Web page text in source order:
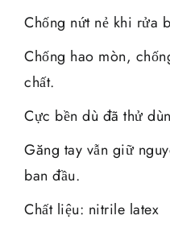
Chống nứt nẻ khi rửa
Chống hao mòn,
chất.
Cực bền dù đã thử
Găng tay vẫn giữ
ban đầu.
Chất liệu: nitrile latex